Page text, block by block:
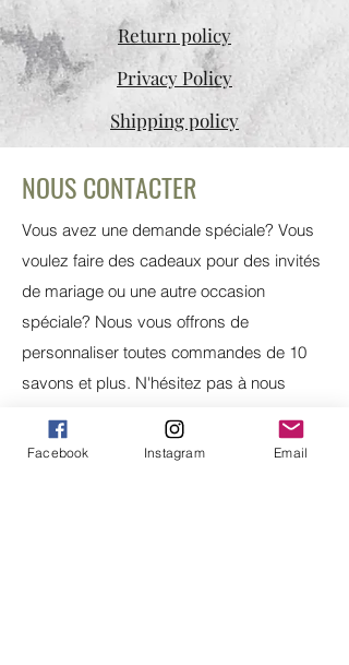
the front door when it is not locked.
150g hydrating bomb.
INCI Ingredients: Sodium bicarbonate
(bicarbonate de soude), Citric acid
(sel/salt), Butyrospermum Parkii
vinifera seed oil (huile de pépins de
raisins/grapeseed oil), Abies sibirica
(sapin de Sibérie/Siberian fir), Cedrus
atlantica bark oil (cèdre de l'Atlas/Atlas
verte/green clay), Kaolin (argile
blanche/white clay).
Return policy
Privacy Policy
Shipping policy
NOUS CONTACTER
Vous avez une demande spéciale? Vous
voulez faire des cadeaux pour des invités
de mariage ou une autre occasion
spéciale? Nous vous offrons de
personnaliser toutes commandes de 10
savons et plus. N'hésitez pas à nous
Facebook Instagram Email